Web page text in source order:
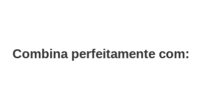
Combina perfeitamente com: